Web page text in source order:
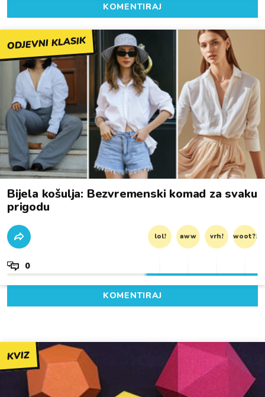
KOMENTIRAJ
ODJEVNI KLASIK
Bijela košulja: Bezvremenski komad za svaku
prigodu
lol! aww vrh! woot?!
0
KOMENTIRAJ
KVIZ